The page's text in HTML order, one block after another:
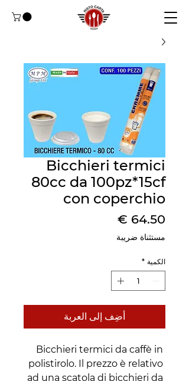
Bicchieri termici
80cc da 100pz*15cf
con coperchio
السعر
مستثناة ضريبة
الكمية *
أضِف إلى العربة
Bicchieri termici da caffè in
polistirolo. Il prezzo è relativo
ad una scatola di bicchieri da